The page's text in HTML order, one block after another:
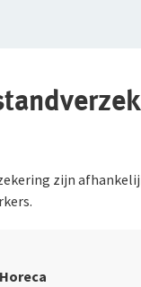
zijn
Horeca